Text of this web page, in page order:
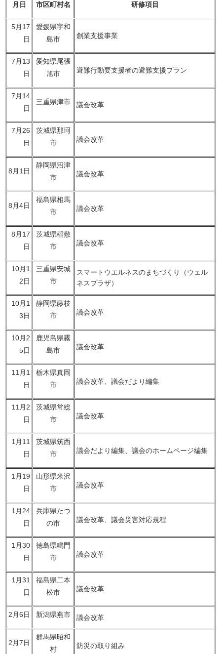
月日 市区町村名 研修項目
5月17
日
愛媛県宇和
島市
創業支援事業
7月13
日
愛知県尾張
旭市
避難行動要支援者の避難支援プラン
7月14
日
三重県津市 議会改革
7月26
日
茨城県那珂
市
議会改革
8月1日
静岡県沼津
市
議会改革
8月4日
福島県相馬
市
議会改革
8月17
日
茨城県稲敷
市
議会改革
10月1
2日
三重県安城
市
スマートウエルネスのまちづくり（ウェル
ネスプラザ）
10月1
3日
静岡県藤枝
市
議会改革
10月2
5日
鹿児島県霧
島市
議会改革
11月1
日
栃木県真岡
市
議会改革、議会だより編集
11月2
日
茨城県常総
市
議会改革
1月11
日
茨城県筑西
市
議会だより編集、議会のホームページ編集
1月19
日
山形県米沢
市
議会改革
1月24
日
兵庫県たつ
の市
議会改革、議会災害対応規程
1月30
日
徳島県鳴門
市
議会改革
1月31
日
福島県二本
松市
議会改革
2月6日 新潟県燕市 議会改革
2月7日
群馬県昭和
村
防災の取り組み